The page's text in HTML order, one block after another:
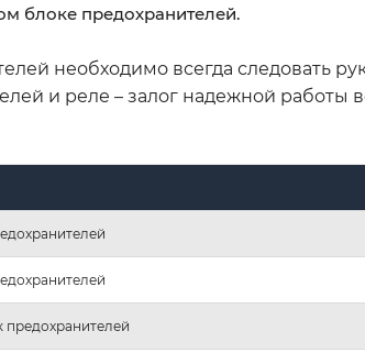
блоке предохранителей.
необходимо всегда следовать
и реле – залог надежной работы